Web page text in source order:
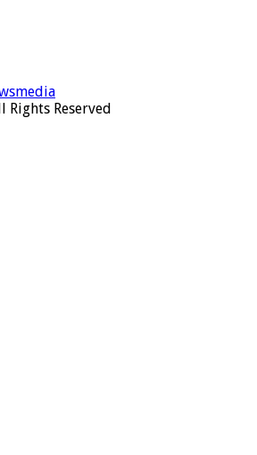
Reserved